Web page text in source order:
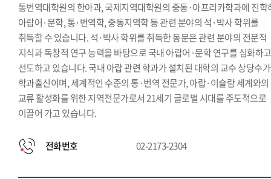
통번역대학원의 한아과, 국제지역대학원의 중동·아프리카학과에 진학
아랍어·문학, 통·번역학, 중동지역학 등 관련 분야의 석·박사 학위를
취득할 수 있습니다. 석·박사 학위를 취득한 동문은 관련 분야의 전문적
지식과 독창적 연구 능력을 바탕으로 국내 아랍어·문학 연구를 심화하고
선도하고 있습니다. 국내 아랍 관련 학과가 설치된 대학의 교수 상당수
학과출신이며, 세계적인 수준의 통·번역 전문가, 아랍·이슬람 세계와의
교류 활성화를 위한 지역전문가로서 21세기 글로벌 시대를 주도적으로
이끌어 가고 있습니다.
전화번호 02-2173-2304